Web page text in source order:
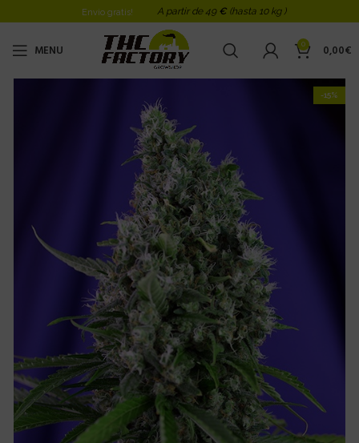
Envio gratis! A partir de 49 € (hasta 10 kg )
MENU 0 0,00€
-15%